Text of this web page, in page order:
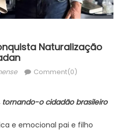
Naturalização
Comment(0)
o cidadão brasileiro
e emocional pai e filho